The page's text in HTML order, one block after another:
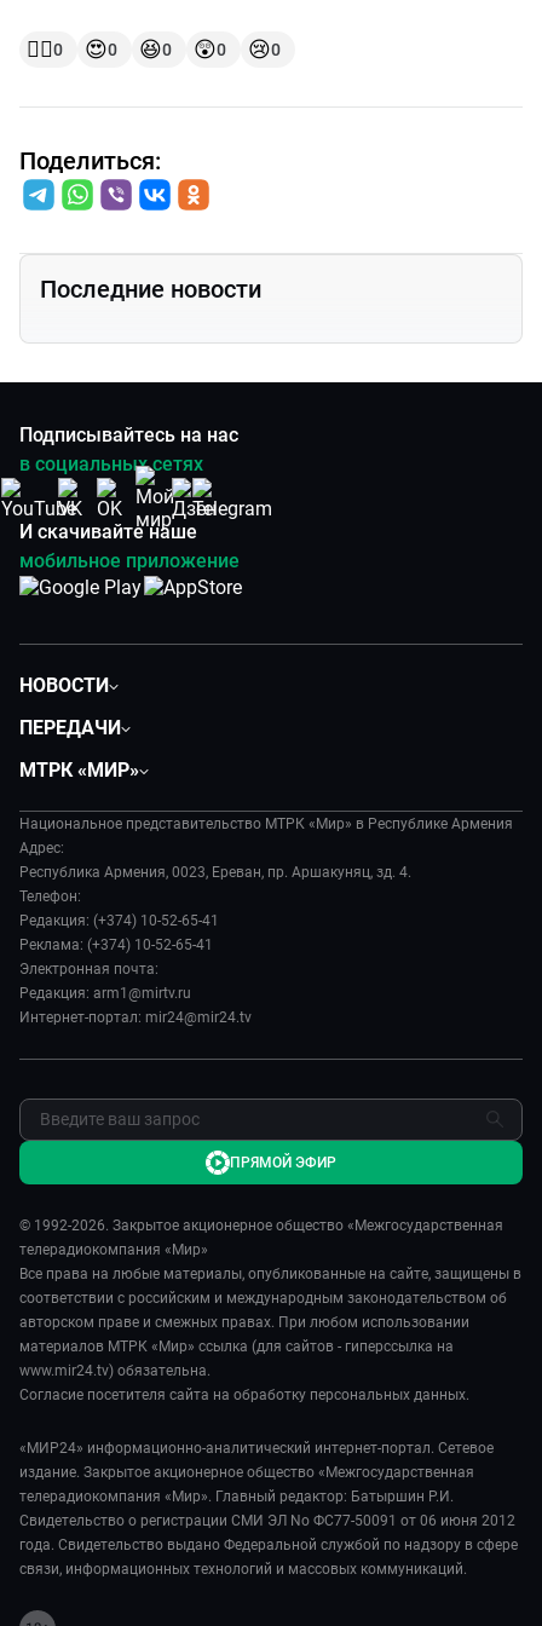
👍🏻0 😍0 😆0 😲0 😢0
Поделиться:
Последние новости
Подписывайтесь на нас
в социальных сетях
И скачивайте наше
мобильное приложение
НОВОСТИ
Экономика
Происшествия
Наука и технологии
Культура
Спорт
ПЕРЕДАЧИ
Евразия. Культурно
Евразия. Регионы
Наши иностранцы
Пять причин поехать в...
Сделано в Содружестве
Я – волонтер
МТРК «МИР»
История
Руководство
Лица мира
Новости
Пресса о нас
Карьера
Национальное представительство МТРК «Мир» в Республике Армения
Адрес:
Республика Армения, 0023, Ереван, пр. Аршакуняц, зд. 4.
Телефон:
Редакция: (+374) 10-52-65-41
Реклама: (+374) 10-52-65-41
Электронная почта:
Редакция: arm1@mirtv.ru
Интернет-портал: mir24@mir24.tv
© 1992-2026. Закрытое акционерное общество «Межгосударственная
телерадиокомпания «Мир»
Все права на любые материалы, опубликованные на сайте, защищены в
соответствии с российским и международным законодательством об
авторском праве и смежных правах. При любом использовании
материалов МТРК «Мир» ссылка (для сайтов - гиперссылка на
www.mir24.tv) обязательна.
Согласие посетителя сайта на обработку персональных данных.
«МИР24» информационно-аналитический интернет-портал. Сетевое
издание. Закрытое акционерное общество «Межгосударственная
телерадиокомпания «Мир». Главный редактор: Батыршин Р.И.
Свидетельство о регистрации СМИ ЭЛ No ФС77-50091 от 06 июня 2012
года. Свидетельство выдано Федеральной службой по надзору в сфере
связи, информационных технологий и массовых коммуникаций.
ПРЯМОЙ ЭФИР